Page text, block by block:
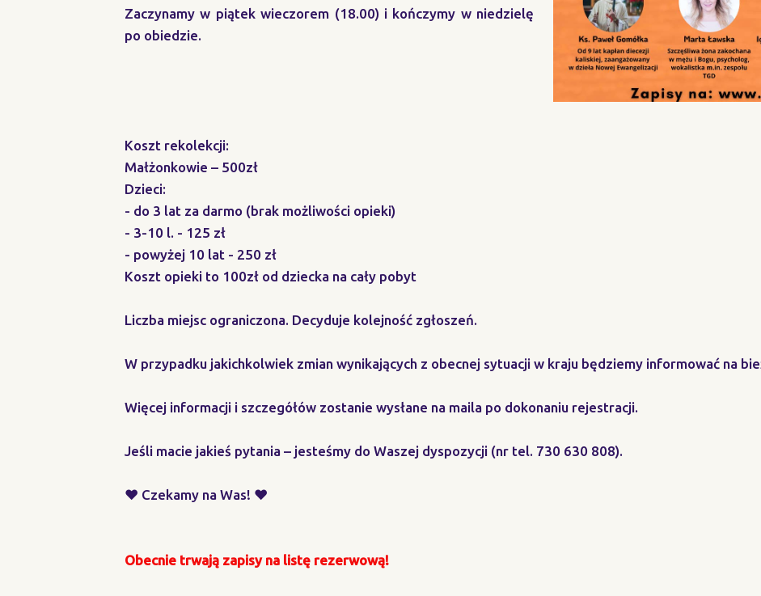
Zaczynamy w piątek wieczorem (18.00) i kończymy w niedzielę
po obiedzie.
Koszt rekolekcji:
Małżonkowie – 500zł
Dzieci:
- do 3 lat za darmo (brak możliwości opieki)
- 3-10 l. - 125 zł
- powyżej 10 lat - 250 zł
Koszt opieki to 100zł od dziecka na cały pobyt
Liczba miejsc ograniczona. Decyduje kolejność zgłoszeń.
W przypadku jakichkolwiek zmian wynikających z obecnej sytuacji w kraju będziemy informować na
Więcej informacji i szczegółów zostanie wysłane na maila po dokonaniu rejestracji.
Jeśli macie jakieś pytania – jesteśmy do Waszej dyspozycji (nr tel. 730 630 808).
♥️ Czekamy na Was! ♥
Obecnie trwają zapisy na listę rezerwową!